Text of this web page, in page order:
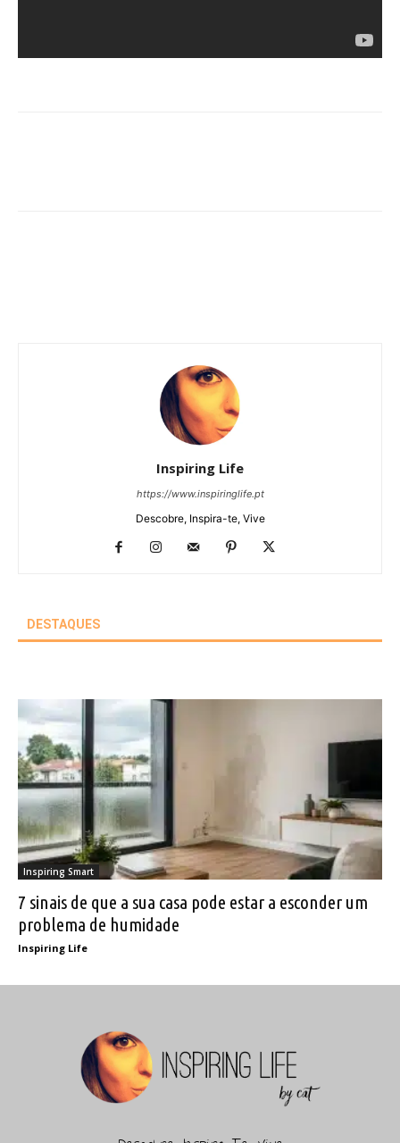
Inspiring Life
https://www.inspiringlife.pt
Descobre, Inspira-te, Vive
DESTAQUES
Inspiring Smart
7 sinais de que a sua casa pode estar a esconder um
problema de humidade
Inspiring Life